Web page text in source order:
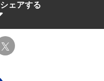
ェアする